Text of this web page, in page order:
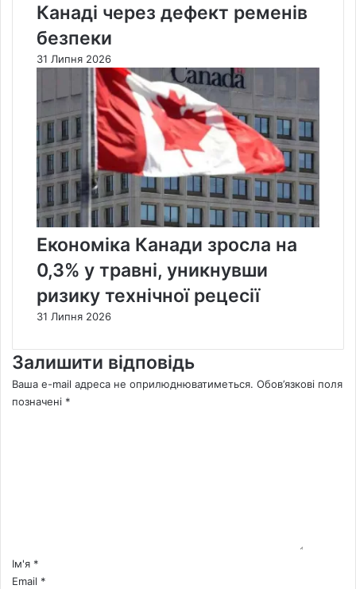
Канаді через дефект ременів
безпеки
31 Липня 2026
Економіка Канади зросла на
0,3% у травні, уникнувши
ризику технічної рецесії
31 Липня 2026
Залишити відповідь
Ваша e-mail адреса не оприлюднюватиметься. Обов’язкові поля
позначені *
*Ім'я *
Email *